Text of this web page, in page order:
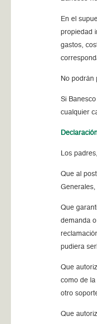
En el
propiedad
gastos,
No podrán
Si
cualquier
Los
Que al
Que
demanda
pudiera
Que
como de
otro
Que